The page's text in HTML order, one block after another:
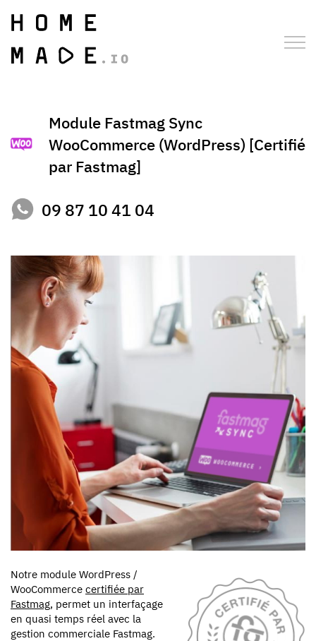
Module Fastmag Sync
WooCommerce (WordPress) [Certifié
par Fastmag]
09 87 10 41 04
Notre module WordPress /
WooCommercecertifiée par
Fastmag, permet un interfaçage
en quasi temps réel avec la
gestion commerciale Fastmag.